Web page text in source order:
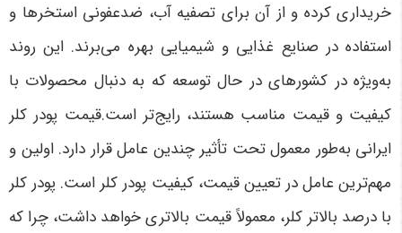
خریداری کرده و از آن برای تصفیه آب، ضدعفونی استخرها و
استفاده در صنایع غذایی و شیمیایی بهره می‌برند. این روند
به‌ویژه در کشورهای در حال توسعه که به دنبال محصولات با
کیفیت و قیمت مناسب هستند، رایج‌تر است.قیمت پودر کلر
ایرانی به‌طور معمول تحت تأثیر چندین عامل قرار دارد. اولین و
مهم‌ترین عامل در تعیین قیمت، کیفیت پودر کلر است. پودر کلر
با درصد بالاتر کلر، معمولاً قیمت بالاتری خواهد داشت، چرا که